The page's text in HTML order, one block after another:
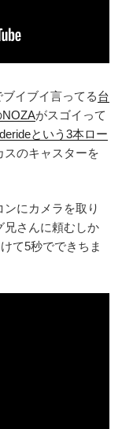
イブイ言ってる台
がスゴイって
という3本ロー
スのキャスターを
にカメラを取り
兄さんに頼むしか
て5秒でできちま